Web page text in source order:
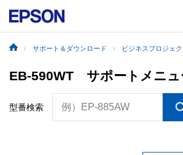
サポート＆ダウンロード ビジネスプロジェ
EB-590WT サポートメニュ
型番検索 例）EP-885AW